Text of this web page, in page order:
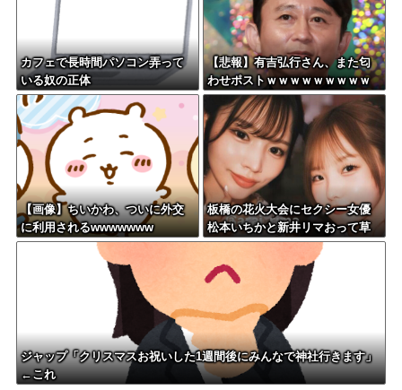
カフェで長時間パソコン弄って
いる奴の正体
【悲報】有吉弘行さん、また匂
わせポストｗｗｗｗｗｗｗｗｗ
ｗｗｗｗｗｗｗｗ
【画像】ちいかわ、ついに外交
に利用されるwwwwwww
板橋の花火大会にセクシー女優
松本いちかと新井リマおって草
ジャップ「クリスマスお祝いした1週間後にみんなで神社行きます」
←これ